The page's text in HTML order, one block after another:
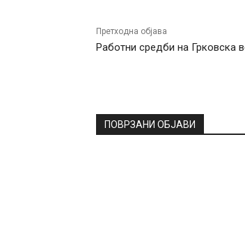
Претходна објава
Работни средби на Грковска
ПОВРЗАНИ ОБЈАВИ